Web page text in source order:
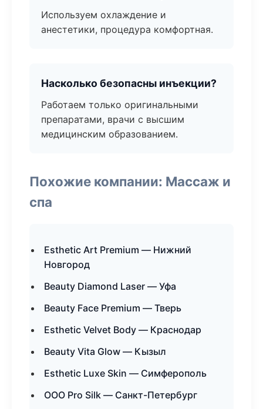
Используем охлаждение и
анестетики, процедура комфортная.
Насколько безопасны инъекции?
Работаем только оригинальными
препаратами, врачи с высшим
медицинским образованием.
Похожие компании: Массаж и
спа
Esthetic Art Premium — Нижний
Новгород
Beauty Diamond Laser — Уфа
Beauty Face Premium — Тверь
Esthetic Velvet Body — Краснодар
Beauty Vita Glow — Кызыл
Esthetic Luxe Skin — Симферополь
ООО Pro Silk — Санкт-Петербург